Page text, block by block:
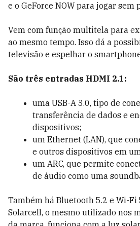
e o GeForce NOW para jogar sem
Vem com função multitela para
ao mesmo tempo. Isso dá a
televisão e espelhar o
São três entradas HDMI 2.1:
uma USB-A 3.0, tipo de
transferência de dados e
dispositivos;
um Ethernet (LAN), que
e outros dispositivos em
um ARC, que permite
de áudio como uma
Também há Bluetooth 5.2 e Wi-Fi
Solarcell, o mesmo utilizado nos